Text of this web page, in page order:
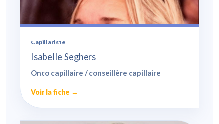
Capillariste
Isabelle Seghers
Onco capillaire / conseillère capillaire
Voir la fiche →